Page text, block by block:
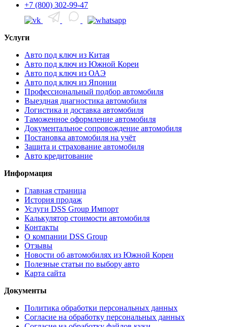
+7 (800) 302-99-47
Услуги
Авто под ключ из Китая
Авто под ключ из Южной Кореи
Авто под ключ из ОАЭ
Авто под ключ из Японии
Профессиональный подбор автомобиля
Выездная диагностика автомобиля
Логистика и доставка автомобиля
Таможенное оформление автомобиля
Документальное сопровождение автомобиля
Постановка автомобиля на учёт
Защита и страхование автомобиля
Авто кредитование
Информация
Главная страница
История продаж
Услуги DSS Group Импорт
Калькулятор стоимости автомобиля
Контакты
О компании DSS Group
Отзывы
Новости об автомобилях из Южной Кореи
Полезные статьи по выбору авто
Карта сайта
Документы
Политика обработки персональных данных
Согласие на обработку персональных данных